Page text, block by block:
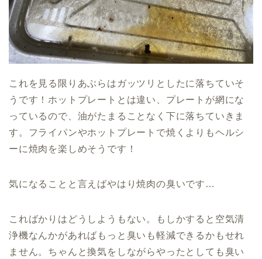
これを見る限りあぶらはガッツリとしたに落ちていそ
うです！ホットプレートとは違い、プレートが網にな
っているので、油がたまることなく下に落ちていきま
す。フライパンやホットプレートで焼くよりもヘルシ
ーに焼肉を楽しめそうです！
気になることと言えばやはり焼肉の臭いです…
こればかりはどうしようもない。もしかすると空気清
浄機なんかがあればもっと臭いも軽減できるかもせれ
ません。ちゃんと換気をしながらやったとしても臭い